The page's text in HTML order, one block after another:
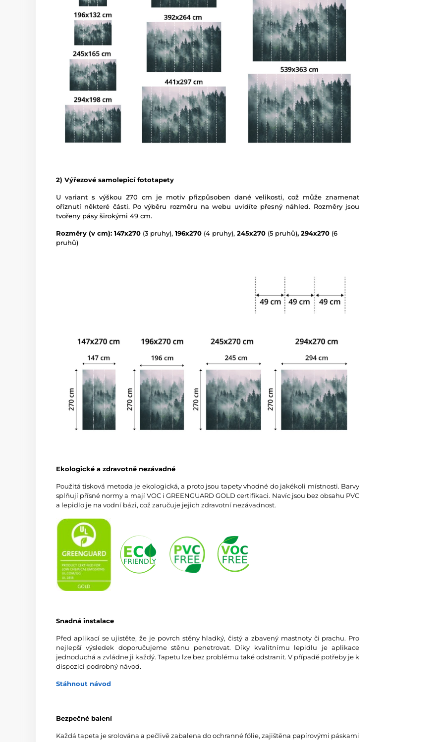
2) Výřezové samolepicí fototapety
U variant s výškou 270 cm je motiv přizpůsoben dané velikosti, což může znamenat
oříznutí některé části. Po výběru rozměru na webu uvidíte přesný náhled. Rozměry jsou
tvořeny pásy širokými 49 cm.
Rozměry (v cm): 147x270 (3 pruhy), 196x270 (4 pruhy), 245x270 (5 pruhů), 294x270 (6
pruhů)
Ekologické a zdravotně nezávadné
Použitá tisková metoda je ekologická, a proto jsou tapety vhodné do jakékoli místnosti. Barvy
splňují přísné normy a mají VOC i GREENGUARD GOLD certifikaci. Navíc jsou bez obsahu PVC
a lepidlo je na vodní bázi, což zaručuje jejich zdravotní nezávadnost.
Snadná instalace
Před aplikací se ujistěte, že je povrch stěny hladký, čistý a zbavený mastnoty či prachu. Pro
nejlepší výsledek doporučujeme stěnu penetrovat. Díky kvalitnímu lepidlu je aplikace
jednoduchá a zvládne ji každý. Tapetu lze bez problému také odstranit. V případě potřeby je k
dispozici podrobný návod.
Stáhnout návod
Bezpečné balení
Každá tapeta je srolována a pečlivě zabalena do ochranné fólie, zajištěna papírovými páskami